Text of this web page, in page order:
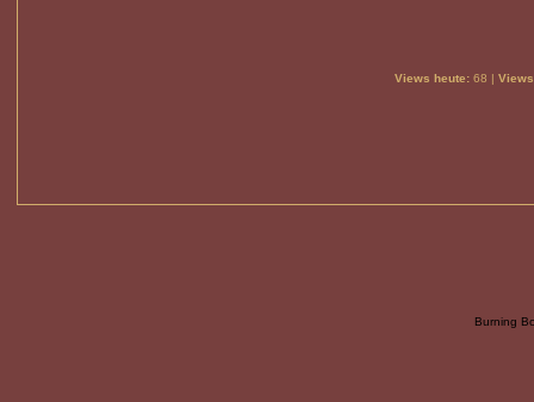
Views heute:68 |
Burning